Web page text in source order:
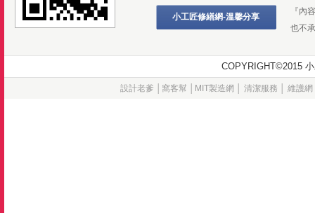
小工匠修繕網-溫馨分享
『內
也不
設計老爹 窩客幫│ MIT製造網 清潔服務 維護網